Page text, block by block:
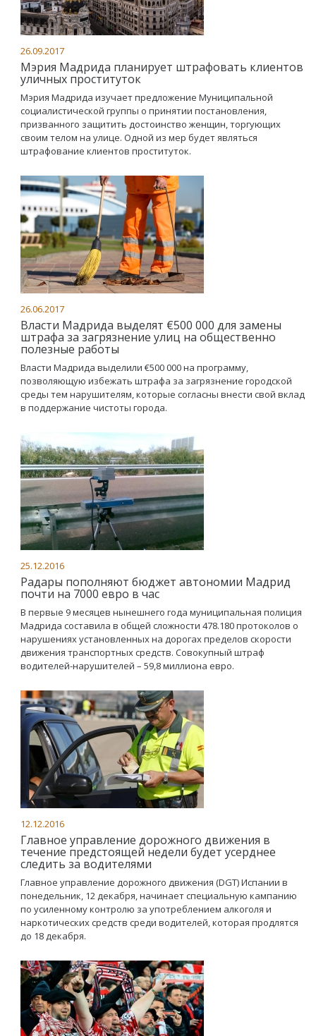
26.09.2017
Мэрия Мадрида планирует штрафовать клиентов
уличных проституток
Мэрия Мадрида изучает предложение Муниципальной
социалистической группы о принятии постановления,
призванного защитить достоинство женщин, торгующих
своим телом на улице. Одной из мер будет являться
штрафование клиентов проституток.
26.06.2017
Власти Мадрида выделят €500 000 для замены
штрафа за загрязнение улиц на общественно
полезные работы
Власти Мадрида выделили €500 000 на программу,
позволяющую избежать штрафа за загрязнение городской
среды тем нарушителям, которые согласны внести свой вклад
в поддержание чистоты города.
25.12.2016
Радары пополняют бюджет автономии Мадрид
почти на 7000 евро в час
В первые 9 месяцев нынешнего года муниципальная полиция
Мадрида составила в общей сложности 478.180 протоколов о
нарушениях установленных на дорогах пределов скорости
движения транспортных средств. Совокупный штраф
водителей-нарушителей – 59,8 миллиона евро.
12.12.2016
Главное управление дорожного движения в
течение предстоящей недели будет усерднее
следить за водителями
Главное управление дорожного движения (DGT) Испании в
понедельник, 12 декабря, начинает специальную кампанию
по усиленному контролю за употреблением алкоголя и
наркотических средств среди водителей, которая продлятся
до 18 декабря.